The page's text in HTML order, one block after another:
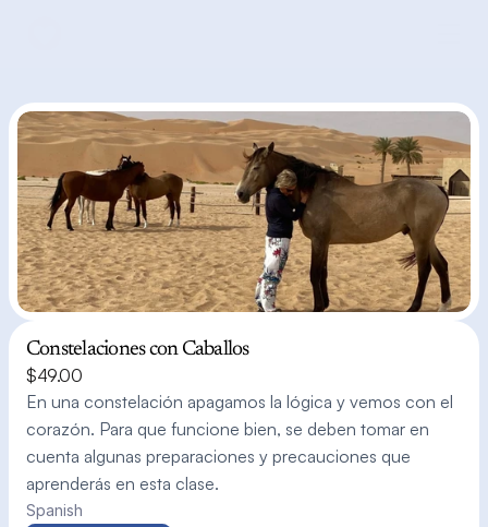
Constelaciones con Caballos
$49.00
En una constelación apagamos la lógica y vemos con el
corazón. Para que funcione bien, se deben tomar en
cuenta algunas preparaciones y precauciones que
aprenderás en esta clase.
Spanish